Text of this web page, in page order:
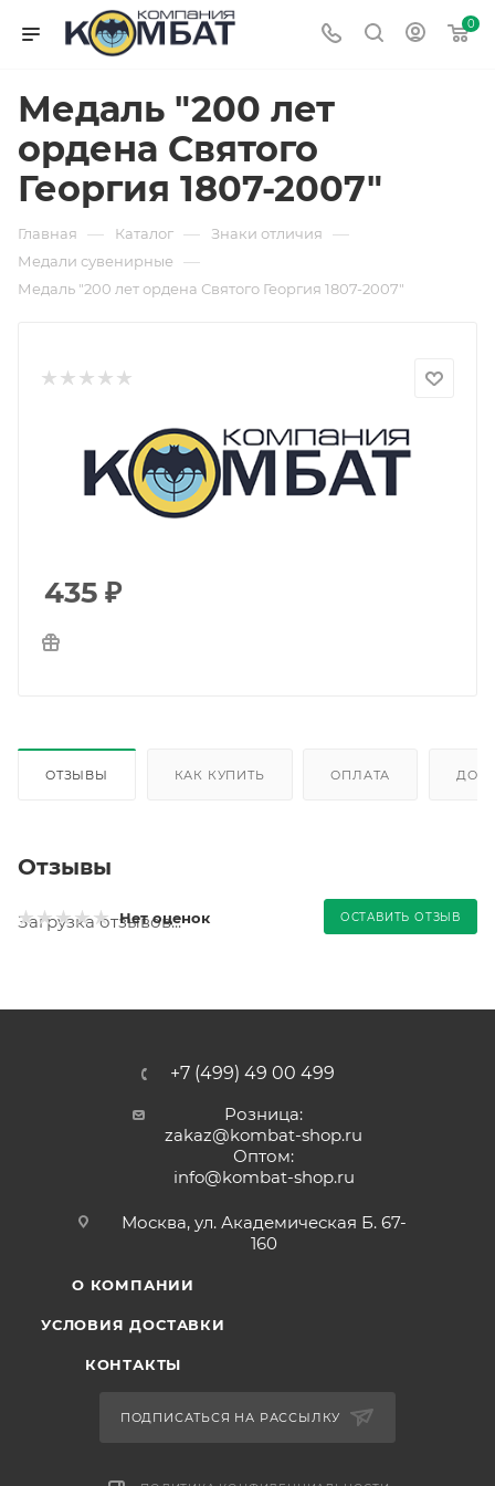
0
Медаль "200 лет
ордена Святого
Георгия 1807-2007"
Главная — Каталог — Знаки отличия —
Медали сувенирные —
Медаль "200 лет ордена Святого Георгия 1807-2007"
435 ₽
ОТЗЫВЫ КАК КУПИТЬ ОПЛАТА
Отзывы
Нет оценок ОСТАВИТЬ ОТЗЫВ
Загрузка отзывов...
+7 (499) 49 00 499
Розница:
zakaz@kombat-shop.ru
Оптом:
info@kombat-shop.ru
Москва, ул. Академическая Б. 67-
160
О КОМПАНИИ
УСЛОВИЯ ДОСТАВКИ
КОНТАКТЫ
ПОДПИСАТЬСЯ НА РАССЫЛКУ